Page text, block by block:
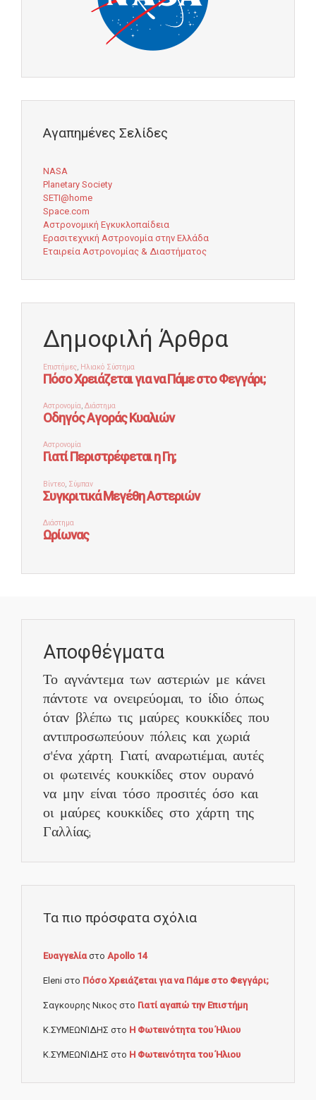
Αγαπημένες Σελίδες
NASA
Planetary Society
SETI@home
Space.com
Αστρονομική Εγκυκλοπαίδεια
Ερασιτεχνική Αστρονομία στην Ελλάδα
Εταιρεία Αστρονομίας & Διαστήματος
Δημοφιλή Άρθρα
Αποφθέγματα
Το αγνάντεμα των αστεριών με κάνει
πάντοτε να ονειρεύομαι, το ίδιο όπως
όταν βλέπω τις μαύρες κουκκίδες που
αντιπροσωπεύουν πόλεις και χωριά
σ'ένα χάρτη. Γιατί, αναρωτιέμαι, αυτές
οι φωτεινές κουκκίδες στον ουρανό
να μην είναι τόσο προσιτές όσο και
οι μαύρες κουκκίδες στο χάρτη της
Γαλλίας;
Τα πιο πρόσφατα σχόλια
Ευαγγελίαστο Apollo 14
Eleni στο Πόσο Χρειάζεται για να Πάμε στο Φεγγάρι;
Σαγκουρης Νικος στο Γιατί αγαπώ την Επιστήμη
Κ.ΣΥΜΕΩΝΊΔΗΣ στο Η Φωτεινότητα του Ήλιου
Κ.ΣΥΜΕΩΝΊΔΗΣ στο Η Φωτεινότητα του Ήλιου